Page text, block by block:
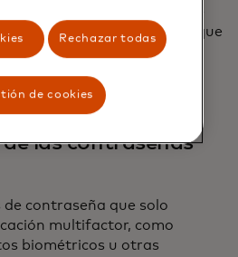
las últimas amenazas de
sus dispositivos para que
para mantener
de las contraseñas
de contraseña que solo
multifactor, como
biométricos u otras
Rechazar todas
de cookies